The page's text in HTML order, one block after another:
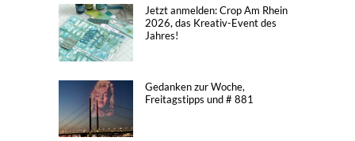
Jetzt anmelden: Crop Am Rhein
2026, das Kreativ-Event des
Jahres!
Gedanken zur Woche,
Freitagstipps und # 881